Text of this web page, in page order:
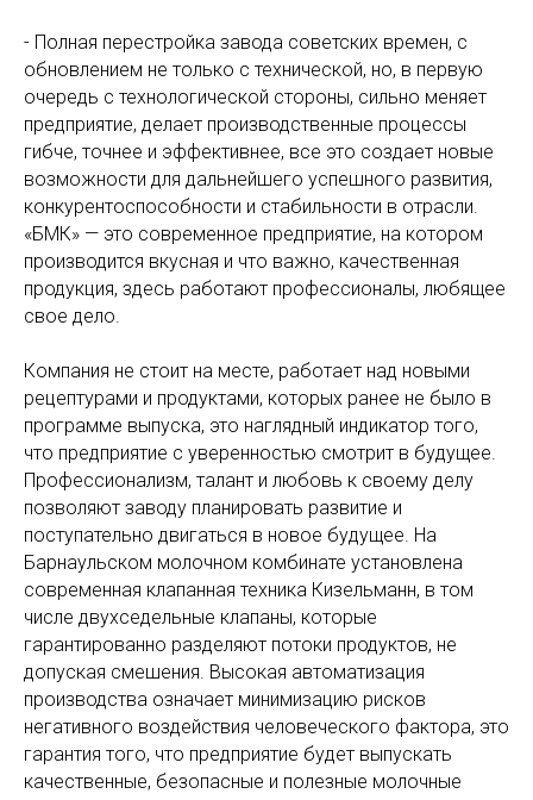
- Полная перестройка завода советских времен, с
обновлением не только с технической, но, в первую
очередь с технологической стороны, сильно меняет
предприятие, делает производственные процессы
гибче, точнее и эффективнее, все это создает новые
возможности для дальнейшего успешного развития,
конкурентоспособности и стабильности в отрасли.
«БМК» — это современное предприятие, на котором
производится вкусная и что важно, качественная
продукция, здесь работают профессионалы, любящее
свое дело.
Компания не стоит на месте, работает над новыми
рецептурами и продуктами, которых ранее не было в
программе выпуска, это наглядный индикатор того,
что предприятие с уверенностью смотрит в будущее.
Профессионализм, талант и любовь к своему делу
позволяют заводу планировать развитие и
поступательно двигаться в новое будущее. На
Барнаульском молочном комбинате установлена
современная клапанная техника Кизельманн, в том
числе двухседельные клапаны, которые
гарантированно разделяют потоки продуктов, не
допуская смешения. Высокая автоматизация
производства означает минимизацию рисков
негативного воздействия человеческого фактора, это
гарантия того, что предприятие будет выпускать
качественные, безопасные и полезные молочные